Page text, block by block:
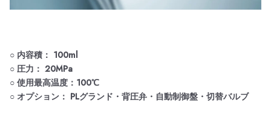
○ 内容積： 100ml
○ 圧力： 20MPa
○ 使用最高温度：100℃
○ オプション： PLグランド・背圧弁・自動制御盤・切替バルブ